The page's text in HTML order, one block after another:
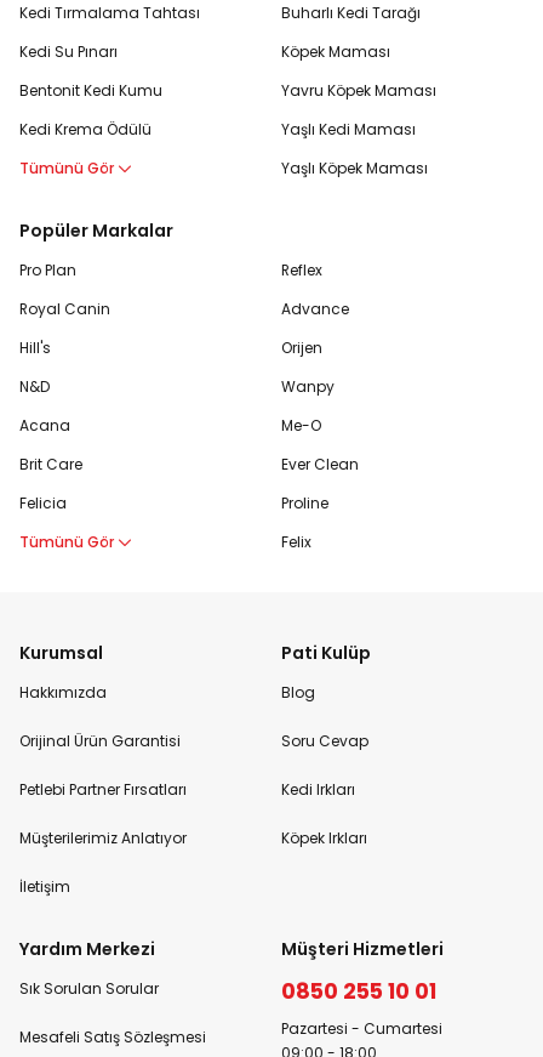
Kedi Tırmalama Tahtası
Kedi Su Pınarı
Bentonit Kedi Kumu
Kedi Krema Ödülü
Tümünü Gör
Buharlı Kedi Tarağı
Köpek Maması
Yavru Köpek Maması
Yaşlı Kedi Maması
Yaşlı Köpek Maması
Popüler Markalar
Pro Plan
Royal Canin
Hill's
N&D
Acana
Brit Care
Felicia
Tümünü Gör
Reflex
Advance
Orijen
Wanpy
Me-O
Ever Clean
Proline
Felix
Kurumsal
Hakkımızda
Orijinal Ürün Garantisi
Petlebi Partner Fırsatları
Müşterilerimiz Anlatıyor
İletişim
Pati Kulüp
Blog
Soru Cevap
Kedi Irkları
Köpek Irkları
Yardım Merkezi
Sık Sorulan Sorular
Mesafeli Satış Sözleşmesi
Müşteri Hizmetleri
0850 255 10 01
Pazartesi - Cumartesi
09:00 - 18:00